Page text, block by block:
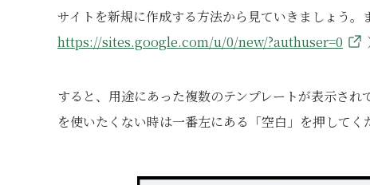
サイトを新規に作成する方法から見ていきましょう
https://sites.google.com/u/0/new/?authuser=0
すると、用途にあった複数のテンプレートが表示さ
を使いたくない時は一番左にある「空白」を押してく